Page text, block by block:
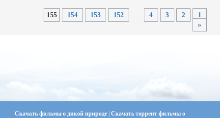
155 154 153 152 ... 4 3 2
1
»
Скачать фильмы о дикой природе Скачать торрент фильмы о